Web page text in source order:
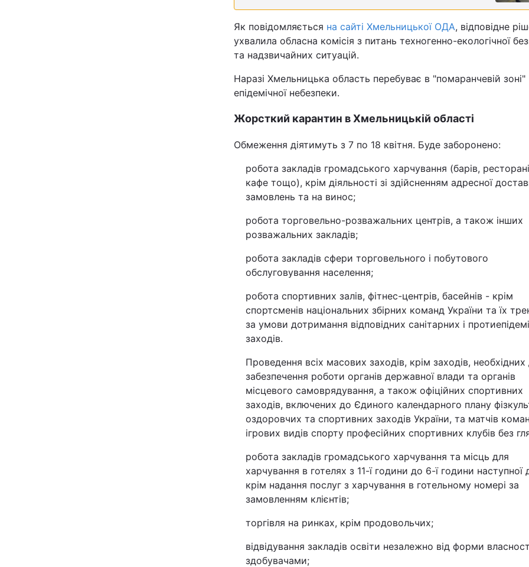
Статті
Думки
Фотобанк
Як повідомляється на сайті Хмельницької ОДА, відповідне
ухвалила обласна комісія з питань техногенно-екологічної
та надзвичайних ситуацій.
Наразі Хмельницька область перебуває в "помаранчевій зоні"
епідемічної небезпеки.
Жорсткий карантин в Хмельницькій області
Обмеження діятимуть з 7 по 18 квітня. Буде заборонено:
робота закладів громадського харчування (барів,
кафе тощо), крім діяльності зі здійсненням адресної
замовлень та на винос;
робота торговельно-розважальних центрів, а також інших
розважальних закладів;
робота закладів сфери торговельного і побутового
обслуговування населення;
робота спортивних залів, фітнес-центрів, басейнів - крім
спортсменів національних збірних команд України та їх
за умови дотримання відповідних санітарних і
заходів.
Проведення всіх масових заходів, крім заходів, необхідних
забезпечення роботи органів державної влади та органів
місцевого самоврядування, а також офіційних спортивних
заходів, включених до Єдиного календарного плану
оздоровчих та спортивних заходів України, та матчів
ігрових видів спорту професійних спортивних клубів без
робота закладів громадського харчування та місць для
харчування в готелях з 11-ї години до 6-ї години наступної
крім надання послуг з харчування в готельному номері за
замовленням клієнтів;
торгівля на ринках, крім продовольчих;
відвідування закладів освіти незалежно від форми
здобувачами;